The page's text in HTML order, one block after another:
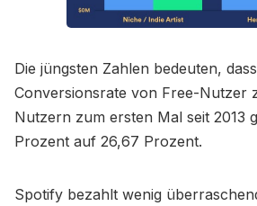
Die jüngsten Zahlen bedeuten,
Conversionsrate von Free-Nutzer
Nutzern zum ersten Mal seit 2013
Prozent auf 26,67 Prozent.
Spotify bezahlt wenig